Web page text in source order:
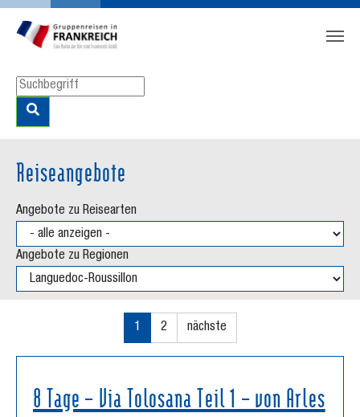
Zum Hauptinhalt springen
Skip to page footer
Reiseangebote
Angebote zu Reisearten
Angebote zu Regionen
1 2 nächste
8 Tage – Via Tolosana Teil 1 – von Arles